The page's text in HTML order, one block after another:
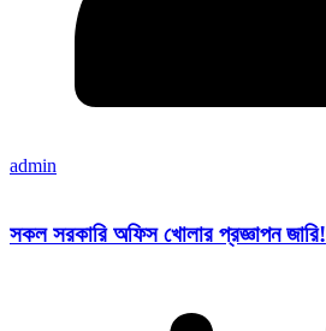
admin
সকল সরকারি অফিস খোলার প্রজ্ঞাপন জারি!